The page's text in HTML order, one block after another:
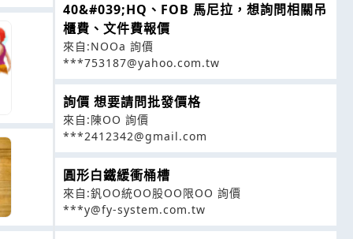
40&#039;HQ、FOB 馬尼拉，想詢問相關吊
櫃費、文件費報價
來自:NOOa 詢價
***753187@yahoo.com.tw
詢價 想要請問批發價格
來自:陳OO 詢價
***2412342@gmail.com
圓形白鐵緩衝桶槽
來自:釩OO統OO股OO限OO 詢價
***y@fy-system.com.tw